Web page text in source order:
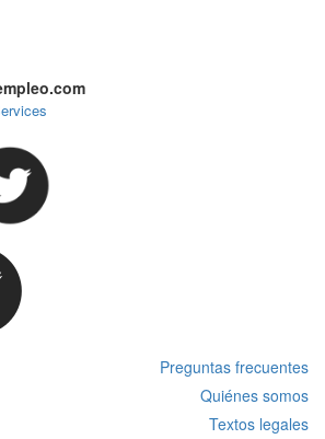
Preguntas frecuentes
Quiénes somos
Textos legales